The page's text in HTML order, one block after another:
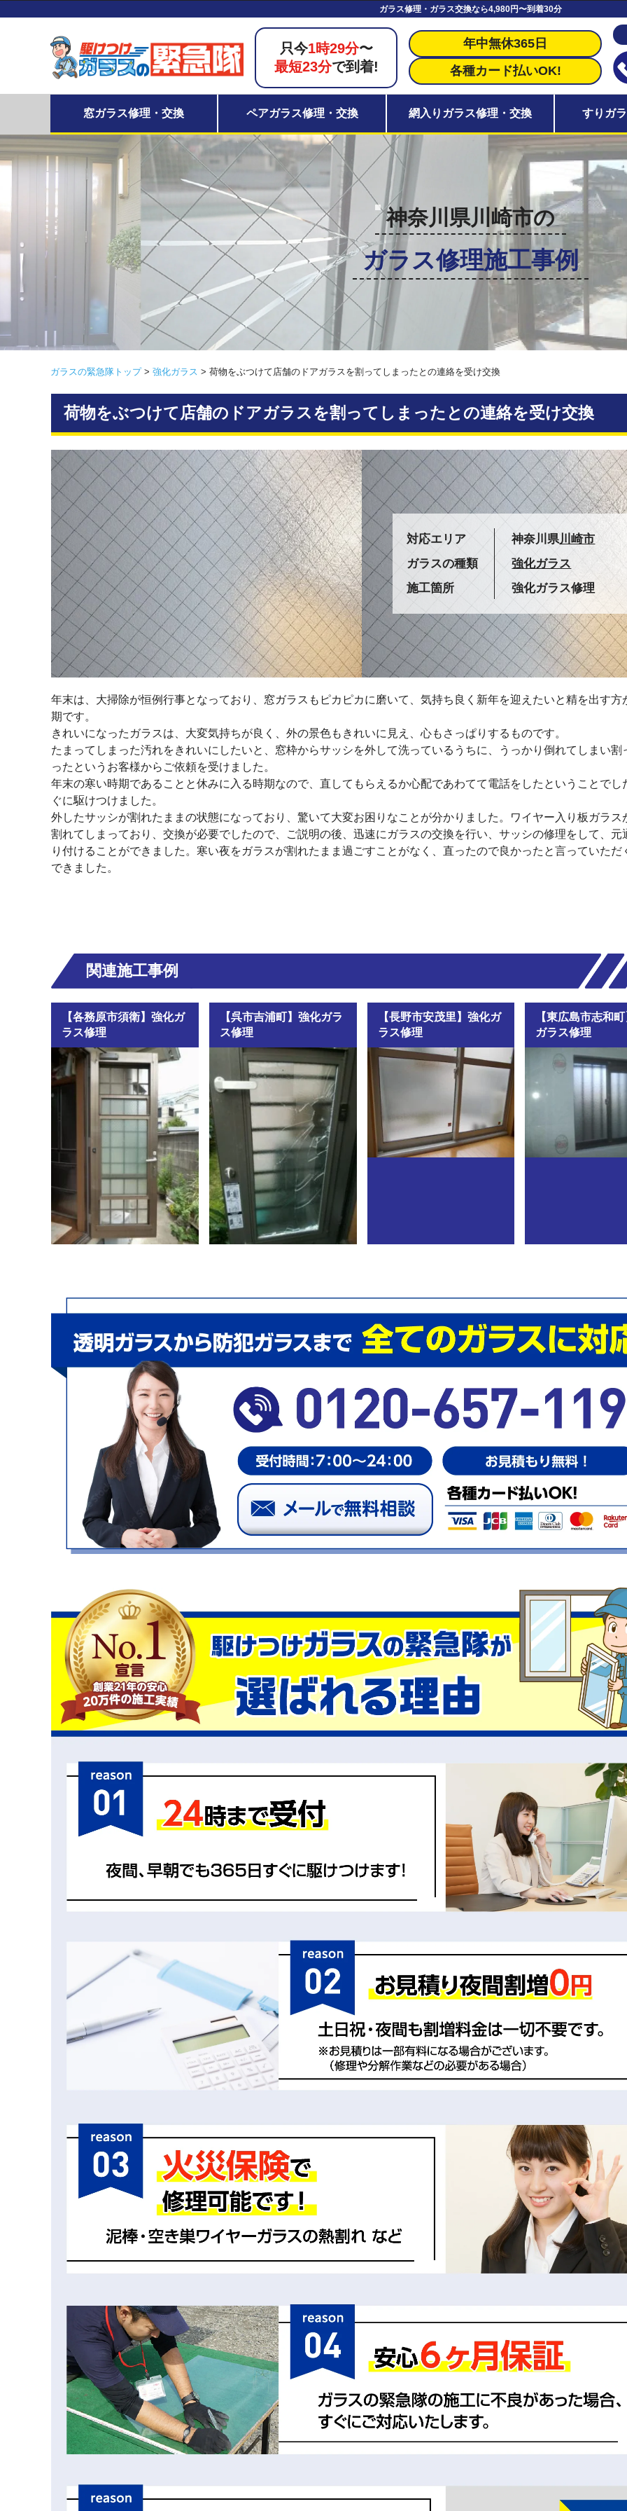
ガラス修理・ガラス交換なら4,980円〜到着30分
只今1時29分〜
最短23分で到着!
年中無休365日
各種カード払いOK!
窓ガラス修理・交換 ペアガラス修理・交換 網入りガラス修理・交換 すりガ
神奈川県川崎市の
ガラス修理施工事例
ガラスの緊急隊トップ> 強化ガラス > 荷物をぶつけて店舗のドアガラスを割ってしまったとの連絡を受け交換
荷物をぶつけて店舗のドアガラスを割ってしまったとの連絡を受け交換
対応エリア 神奈川県川崎市
ガラスの種類
強化ガラス
施工箇所
強化ガラス修理
年末は、大掃除が恒例行事となっており、窓ガラスもピカピカに磨いて、気持ち良く新年を迎えたいと精を出す方
期です。
きれいになったガラスは、大変気持ちが良く、外の景色もきれいに見え、心もさっぱりするものです。
たまってしまった汚れをきれいにしたいと、窓枠からサッシを外して洗っているうちに、うっかり倒れてしまい割
ったというお客様からご依頼を受けました。
年末の寒い時期であることと休みに入る時期なので、直してもらえるか心配であわてて電話をしたということでし
ぐに駆けつけました。
外したサッシが割れたままの状態になっており、驚いて大変お困りなことが分かりました。ワイヤー入り板ガラス
割れてしまっており、交換が必要でしたので、ご説明の後、迅速にガラスの交換を行い、サッシの修理をして、元
り付けることができました。寒い夜をガラスが割れたまま過ごすことがなく、直ったので良かったと言っていただ
できました。
関連施工事例
【各務原市須衛】強化ガ
ラス修理
【呉市吉浦町】強化ガラ
ス修理
【長野市安茂里】強化ガ
ラス修理
【東広島市志和
ガラス修理